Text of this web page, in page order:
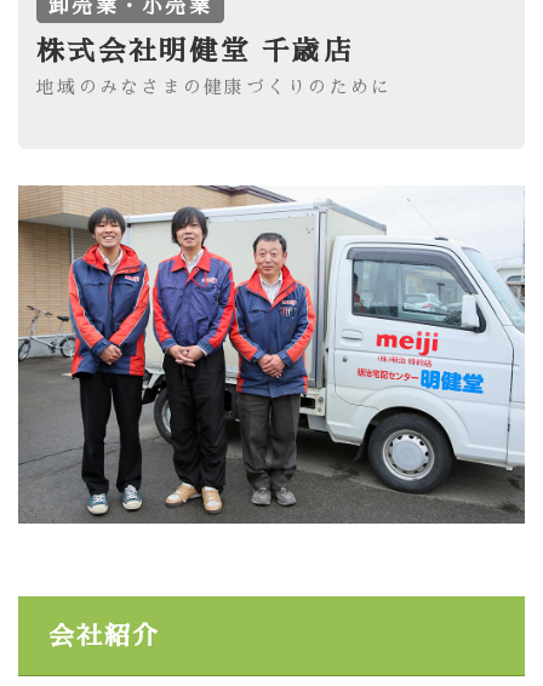
卸売業・小売業
株式会社明健堂 千歳店
地域のみなさまの健康づくりのために
会社紹介